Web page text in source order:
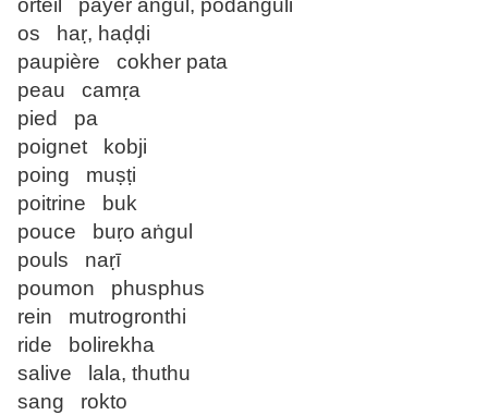
orteil payer aṅgul, podanguli
os haṛ, haḍḍi
paupière cokher pata
peau camṛa
pied pa
poignet kobji
poing muṣṭi
poitrine buk
pouce buṛo aṅgul
pouls naṛī
poumon phusphus
rein mutrogronthi
ride bolirekha
salive lala, thuthu
sang rokto